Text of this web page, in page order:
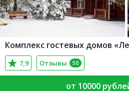
Комплекс гостевых домов
7,9 Отзывы 50
от 10000